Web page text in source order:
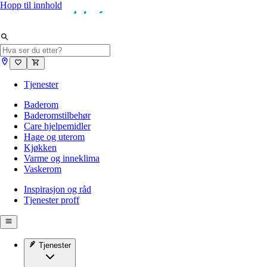
Hopp til innhold
Tjenester
Baderom
Baderomstilbehør
Care hjelpemidler
Hage og uterom
Kjøkken
Varme og inneklima
Vaskerom
Inspirasjon og råd
Tjenester proff
Tjenester